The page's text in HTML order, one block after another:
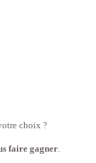
choix ?
faire gagner